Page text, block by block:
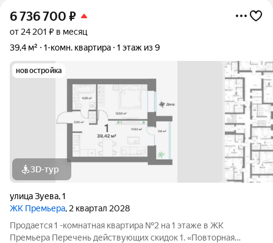
6 736 700 ₽
от 24 201 ₽ в месяц
39,4 м²
1-комн. квартира 1 этаж из 9
новостройка
3D-тур
улица Зуева,1
ЖК Премьера, 2 квартал 2028
Продается 1 -комнатная квартира №2 на 1 этаже в ЖК
Премьера Перечень действующих скидок 1. «Повторная